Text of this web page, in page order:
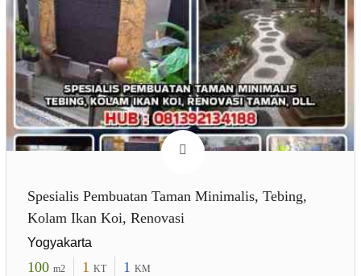
Spesialis Pembuatan Taman Minimalis, Tebing,
Kolam Ikan Koi, Renovasi
Yogyakarta
100 m2 1 KT 1 KM